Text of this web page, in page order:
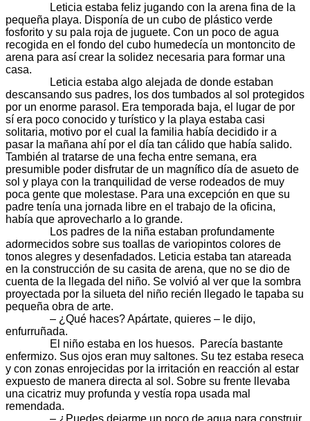
Leticia estaba feliz jugando con la arena fina de la
pequeña playa. Disponía de un cubo de plástico verde
fosforito y su pala roja de juguete. Con un poco de agua
recogida en el fondo del cubo humedecía un montoncito de
arena para así crear la solidez necesaria para formar una
casa.
Leticia estaba algo alejada de donde estaban
descansando sus padres, los dos tumbados al sol protegidos
por un enorme parasol. Era temporada baja, el lugar de por
sí era poco conocido y turístico y la playa estaba casi
solitaria, motivo por el cual la familia había decidido ir a
pasar la mañana ahí por el día tan cálido que había salido.
También al tratarse de una fecha entre semana, era
presumible poder disfrutar de un magnífico día de asueto de
sol y playa con la tranquilidad de verse rodeados de muy
poca gente que molestase. Para una excepción en que su
padre tenía una jornada libre en el trabajo de la oficina,
había que aprovecharlo a lo grande.
Los padres de la niña estaban profundamente
adormecidos sobre sus toallas de variopintos colores de
tonos alegres y desenfadados. Leticia estaba tan atareada
en la construcción de su casita de arena, que no se dio de
cuenta de la llegada del niño. Se volvió al ver que la sombra
proyectada por la silueta del niño recién llegado le tapaba su
pequeña obra de arte.
– ¿Qué haces? Apártate, quieres – le dijo,
enfurruñada.
El niño estaba en los huesos. Parecía bastante
enfermizo. Sus ojos eran muy saltones. Su tez estaba reseca
y con zonas enrojecidas por la irritación en reacción al estar
expuesto de manera directa al sol. Sobre su frente llevaba
una cicatriz muy profunda y vestía ropa usada mal
remendada.
– ¿Puedes dejarme un poco de agua para construir